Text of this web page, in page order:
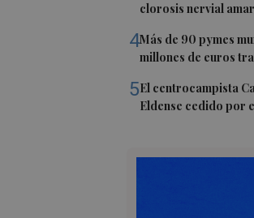
clorosis nervial
4Más de 90 pymes
millones de euros
5El centrocampista
Eldense cedido por